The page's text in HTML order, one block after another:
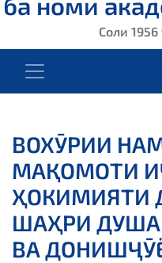
Соли
ВОХӮРИИ
МАҚОМОТИ
ҲОКИМИЯТИ
ШАҲРИ
ВА